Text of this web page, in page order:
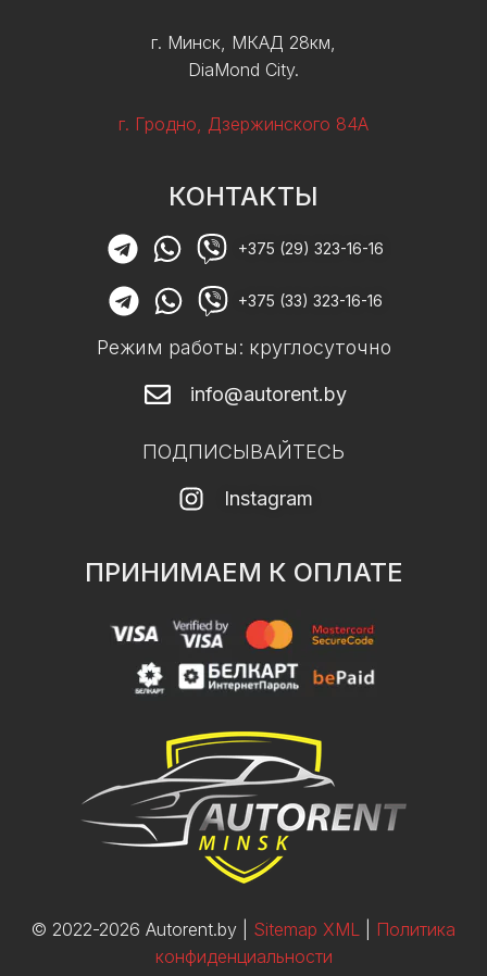
г. Минск, МКАД 28км,
DiaMond City.
г. Гродно, Дзержинского 84А
КОНТАКТЫ
+375 (29) 323-16-16
+375 (33) 323-16-16
Режим работы: круглосуточно
info@autorent.by
ПОДПИСЫВАЙТЕСЬ
Instagram
ПРИНИМАЕМ К ОПЛАТЕ
© 2022-2026 Autorent.by | Sitemap XML
Политика
конфиденциальности